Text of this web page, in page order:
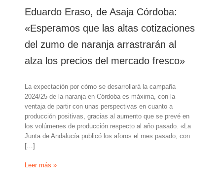
Eduardo Eraso, de Asaja Córdoba:
«Esperamos que las altas cotizaciones
del zumo de naranja arrastrarán al
alza los precios del mercado fresco»
La expectación por cómo se desarrollará la campaña
2024/25 de la naranja en Córdoba es máxima, con la
ventaja de partir con unas perspectivas en cuanto a
producción positivas, gracias al aumento que se prevé en
los volúmenes de producción respecto al año pasado. «La
Junta de Andalucía publicó los aforos el mes pasado, con
[…]
Eduardo
Leer más »